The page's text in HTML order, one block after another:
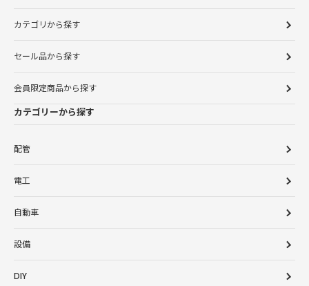
カテゴリから探す
セール品から探す
会員限定商品から探す
カテゴリーから探す
配管
電工
自動車
設備
DIY